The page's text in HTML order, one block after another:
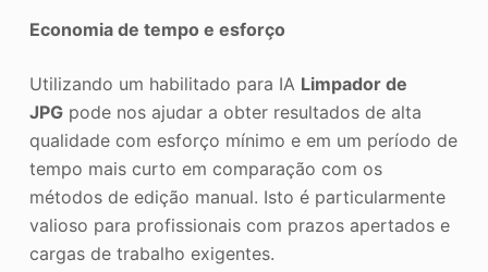
Economia de tempo e esforço
Utilizando um habilitado para IA Limpador de
JPGpode nos ajudar a obter resultados de alta
qualidade com esforço mínimo e em um período de
tempo mais curto em comparação com os
métodos de edição manual. Isto é particularmente
valioso para profissionais com prazos apertados e
cargas de trabalho exigentes.